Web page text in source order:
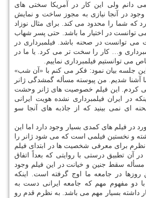
دانم ولی این كار در آمریكا سختی های
وجود در آنجا نیازی به مجوز ساخت و نمایش
كه شما را محدود می كند. برای مثال نوزاد
توانست در اختیار ما باشد. حتی پسر شهاب
فقط ۴ ساعت می توانست در صحنه باشد. فیلمبرداری در
و… كار را سخت تر می كرد. یا ما در
توانستیم فیلمبرداری نماییم.
جلسه بیان نمود: فكر می كنم با «آن شب»
آشنا شدیم. من پیوسته مسأله گمشدگی ژانر
می كردم. این فیلم خصوصیت های ژانر وحشت
در ایران فیلمبرداری نشده هویت ایرانی
ای نمی بینید كه از جاذبه های آنجا سو
در فیلم های كمدی بسیار وجود دارد اما این
و نخستین فیلمی است كه می شود ژانر را
نظرم برای معرفی شخصیت ها در ابتدای فیلم
آن تطبیق درستی با روایتی كه بعداً اتفاق
مسأله سقط جنین و خیانت در این فیلم وجود
در جامعه ما اوج گرفته است. اینكه
با دو مفهوم مهم كه جامعه ایرانی دست به
داشته بسیار مهم می باشد. به نظرم قدم رو